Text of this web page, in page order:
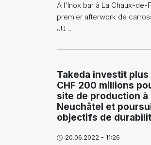
A l'Inox bar à La Chaux-de-
premier afterwork de
JU…
Takeda investit plus
CHF 200 millions
site de production à
Neuchâtel et
objectifs de
20.06.2022 - 11:26